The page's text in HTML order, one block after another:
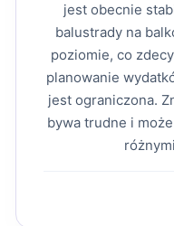
jest obecnie
balustrady na
poziomie, co
planowanie
jest ograniczona.
bywa trudne i